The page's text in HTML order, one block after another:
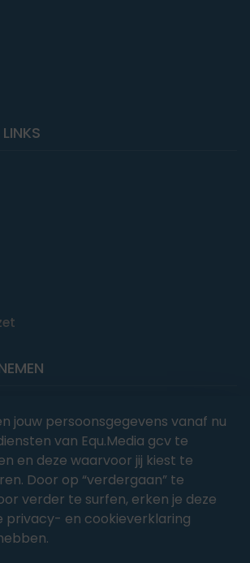
22 9880 Aalter België
jouw persoonsgegevens vanaf nu
van Equ.Media gcv te
en deze waarvoor jij kiest te
Door op “verdergaan” te
verder te surfen, erken je deze
privacy- en cookieverklaring